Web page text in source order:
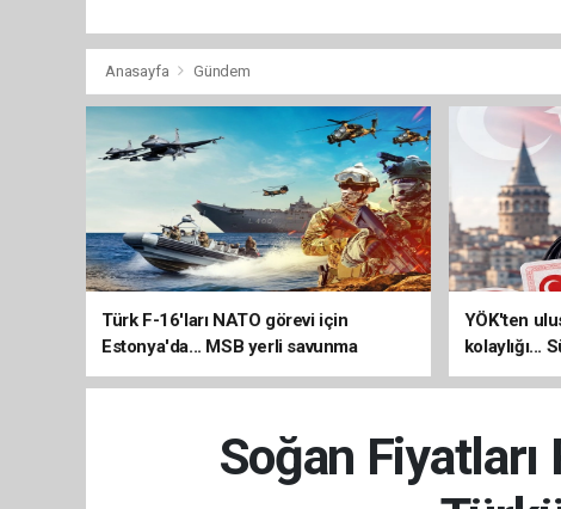
Anasayfa Gündem
Türk F-16'ları NATO görevi için
Estonya'da... MSB yerli savunma
sistemleriyle güçleniyor
YÖK'ten
kolaylığı...
Soğan Fiyatları